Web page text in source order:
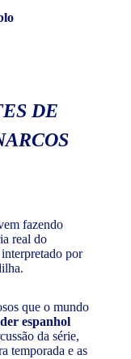
DE
fazendo
real do
por
que o mundo
espanhol
da série,
temporada e as